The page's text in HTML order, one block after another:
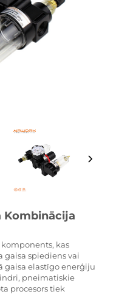
Kombinācija
kas
gaisa spiediens vai
gaisa elastīgo enerģiju
pneimatiskie
procesors tiek